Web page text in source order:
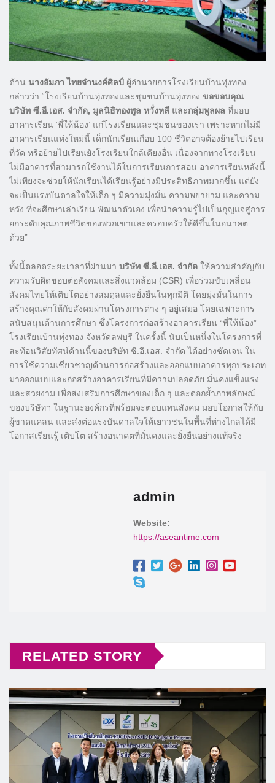
ด้าน นางอัมภา ไทยจำนงค์ศิลป์ ผู้อำนวยการโรงเรียนบ้านทุ่งทอง
กล่าวว่า “โรงเรียนบ้านทุ่งทองและชุมชนบ้านทุ่งทอง ขอขอบคุณ
บริษัท ซี.อี.เอส. จำกัด, มูลนิธิทองพูล หวั่งหลี และกลุ่มพูลผล ที่มอบ
อาคารเรียน ‘พี่ให้น้อง’ แก่โรงเรียนและชุมชนของเรา เพราะหากไม่มี
อาคารเรียนแห่งใหม่นี้ เด็กนักเรียนเกือบ 100 ชีวิตอาจต้องย้ายไปเรียน
ที่วัด หรือย้ายไปเรียนยังโรงเรียนใกล้เคียงอื่น เนื่องจากทางโรงเรียน
ไม่มีอาคารที่สามารถใช้งานได้ในการเรียนการสอน อาคารเรียนหลังนี้
ไม่เพียงจะช่วยให้นักเรียนได้เรียนรู้อย่างมีประสิทธิภาพมากขึ้น แต่ยัง
จะเป็นแรงบันดาลใจให้เด็ก ๆ มีความมุ่งมั่น ความพยายาม และความ
หวัง ที่จะศึกษาเล่าเรียน พัฒนาตัวเอง เพื่อนำความรู้ไปเป็นกุญแจสู่การ
ยกระดับคุณภาพชีวิตของพวกเขาและครอบครัวให้ดีขึ้นในอนาคต
ด้วย”
ทั้งนี้ตลอดระยะเวลาที่ผ่านมา บริษัท ซี.อี.เอส. จำกัด ให้ความสำคัญกับ
ความรับผิดชอบต่อสังคมและสิ่งแวดล้อม (CSR) เพื่อร่วมขับเคลื่อน
สังคมไทยให้เติบโตอย่างสมดุลและยั่งยืนในทุกมิติ โดยมุ่งมั่นในการ
สร้างคุณค่าให้กับสังคมผ่านโครงการต่าง ๆ อยู่เสมอ โดยเฉพาะการ
สนับสนุนด้านการศึกษา ซึ่งโครงการก่อสร้างอาคารเรียน “พี่ให้น้อง”
โรงเรียนบ้านทุ่งทอง จังหวัดลพบุรี ในครั้งนี้ นับเป็นหนึ่งในโครงการที่
สะท้อนวิสัยทัศน์ด้านนี้ของบริษัท ซี.อี.เอส. จำกัด ได้อย่างชัดเจน ใน
การใช้ความเชี่ยวชาญด้านการก่อสร้างและออกแบบอาคารทุกประเภท
มาออกแบบและก่อสร้างอาคารเรียนที่มีความปลอดภัย มั่นคงแข็งแรง
และสวยงาม เพื่อส่งเสริมการศึกษาของเด็ก ๆ และตอกย้ำภาพลักษณ์
ของบริษัทฯ ในฐานะองค์กรที่พร้อมจะตอบแทนสังคม มอบโอกาสให้กับ
ผู้ขาดแคลน และส่งต่อแรงบันดาลใจให้เยาวชนในพื้นที่ห่างไกลได้มี
โอกาสเรียนรู้ เติบโต สร้างอนาคตที่มั่นคงและยั่งยืนอย่างแท้จริง
admin
Website:
https://aseantime.com
RELATED STORY